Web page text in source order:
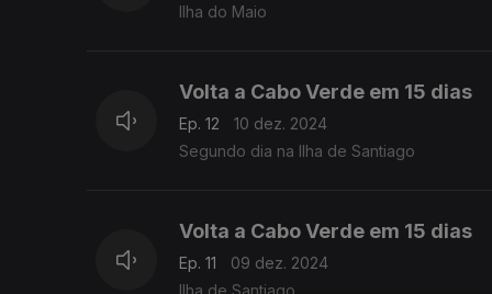
Ilha do Maio
Volta a Cabo Verde em 15 dias
Ep. 12
10 dez. 2024
Segundo dia na Ilha de Santiago
Volta a Cabo Verde em 15 dias
Ep. 11
09 dez. 2024
Ilha de Santiago